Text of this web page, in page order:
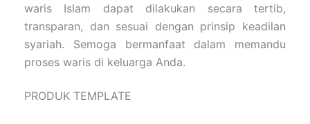
waris Islam dapat dilakukan secara tertib,
transparan, dan sesuai dengan prinsip keadilan
syariah. Semoga bermanfaat dalam memandu
proses waris di keluarga Anda.
PRODUK TEMPLATE